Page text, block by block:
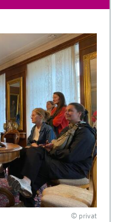
© privat